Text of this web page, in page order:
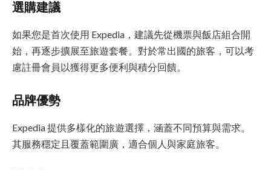
選購建議
如果您是首次使用 Expedia，建議先從機票與飯店組合開
始，再逐步擴展至旅遊套餐。對於常出國的旅客，可以考
慮註冊會員以獲得更多便利與積分回饋。
品牌優勢
Expedia 提供多樣化的旅遊選擇，涵蓋不同預算與需求。
其服務穩定且覆蓋範圍廣，適合個人與家庭旅客。